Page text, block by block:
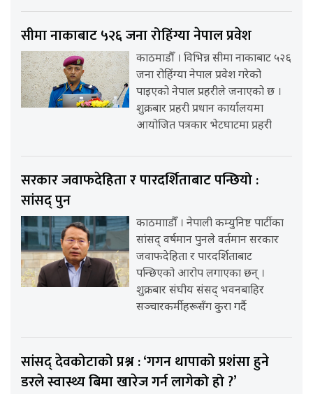
सीमा नाकाबाट ५२६ जना रोहिंग्या नेपाल प्रवेश
काठमाडौँ । विभिन्न सीमा नाकाबाट ५२६
जना रोहिंग्या नेपाल प्रवेश गरेको
पाइएको नेपाल प्रहरीले जनाएको छ ।
शुक्रबार प्रहरी प्रधान कार्यालयमा
आयोजित पत्रकार भेटघाटमा प्रहरी
सरकार जवाफदेहिता र पारदर्शिताबाट पन्छियो :
सांसद् पुन
काठमााडौँ । नेपाली कम्युनिष्ट पार्टीका
सांसद् वर्षमान पुनले वर्तमान सरकार
जवाफदेहिता र पारदर्शिताबाट
पन्छिएको आरोप लगाएका छन् ।
शुक्रबार संघीय संसद् भवनबाहिर
सञ्चारकर्मीहरूसँग कुरा गर्दै
सांसद् देवकोटाको प्रश्न : ‘गगन थापाको प्रशंसा हुने
डरले स्वास्थ्य बिमा खारेज गर्न लागेको हो ?’